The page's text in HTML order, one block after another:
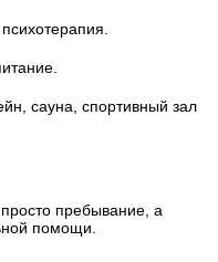
сауна, спортивный зал
пребывание, а
помощи.